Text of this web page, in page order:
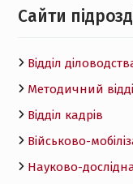
Cайти
Відділ
Методичний
Відділ кадрів
Військово-
Науково-